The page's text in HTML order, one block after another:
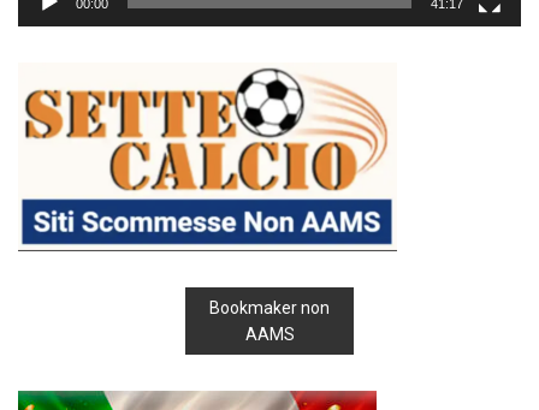
00:00 41:17
Bookmaker non
AAMS